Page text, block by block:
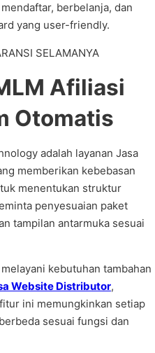
berbelanja, dan
yang user-friendly.
Afiliasi
Otomatis
adalah layanan Jasa
memberikan kebebasan
menentukan struktur
penyesuaian paket
tampilan antarmuka sesuai
kebutuhan tambahan
Website Distributor,
ini memungkinkan setiap
sesuai fungsi dan